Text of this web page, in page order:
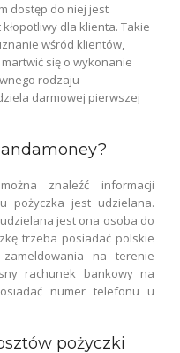
dostęp do niej jest
dla klienta. Takie
wśród klientów,
się o wykonanie
rodzaju
darmowej pierwszej
znaleźć informacji
pożyczka jest udzielana.
jest ona osoba do
trzeba posiadać polskie
na terenie
rachunek bankowy na
numer telefonu u
pożyczki